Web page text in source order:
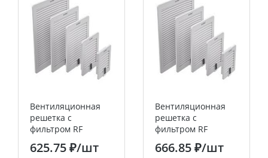
Вентиляционная
решетка с
фильтром RF
112x112 мм, IP54
DKC
625.75 ₽/шт
Вентиляционная
решетка с
фильтром RF
150x150 мм, IP54
DKC
666.85 ₽/шт